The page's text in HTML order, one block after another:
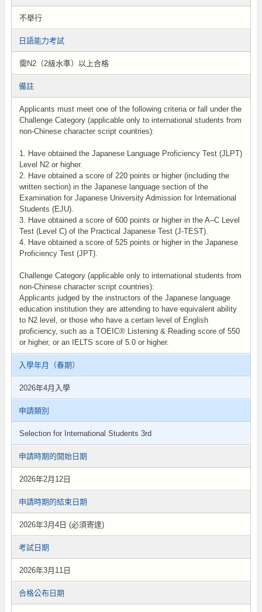
不舉行
日語能力考試
需N2（2級水準）以上合格
備註
Applicants must meet one of the following criteria or fall under the
Challenge Category (applicable only to international students from
non-Chinese character script countries):
1. Have obtained the Japanese Language Proficiency Test (JLPT)
Level N2 or higher.
2. Have obtained a score of 220 points or higher (including the
written section) in the Japanese language section of the
Examination for Japanese University Admission for International
Students (EJU).
3. Have obtained a score of 600 points or higher in the A–C Level
Test (Level C) of the Practical Japanese Test (J-TEST).
4. Have obtained a score of 525 points or higher in the Japanese
Proficiency Test (JPT).
Challenge Category (applicable only to international students from
non-Chinese character script countries):
Applicants judged by the instructors of the Japanese language
education institution they are attending to have equivalent ability
to N2 level, or those who have a certain level of English
proficiency, such as a TOEIC® Listening & Reading score of 550
or higher, or an IELTS score of 5.0 or higher.
入學年月（春期）
2026年4月入學
申請類別
Selection for International Students 3rd
申請時期的開始日期
2026年2月12日
申請時期的結束日期
2026年3月4日 (必須寄達)
考試日期
2026年3月11日
合格公布日期